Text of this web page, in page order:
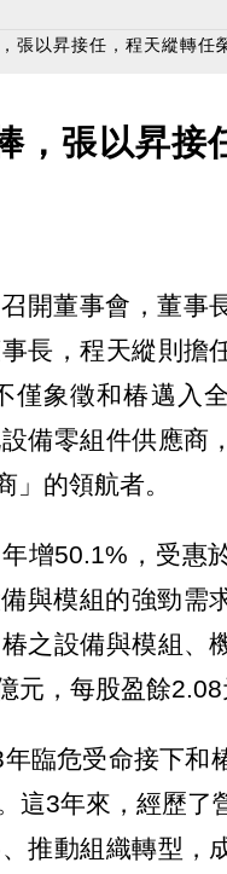
張以昇接任，程天縱轉任
，張以昇接
開董事會，董事
長，程天縱則擔
僅象徵和椿邁入
備零組件供應商
的領航者。
增50.1%，受惠
與模組的強勁需
之設備與模組、
元，每股盈餘2.08
臨危受命接下和
這3年來，經歷了
推動組織轉型，